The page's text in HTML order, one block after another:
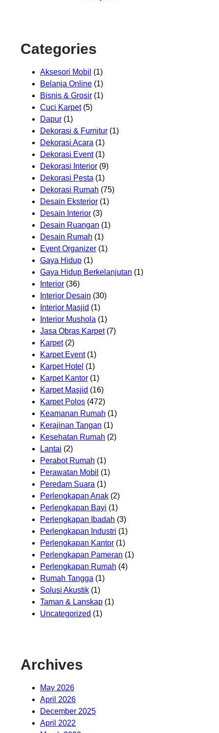
Categories
Aksesori Mobil (1)
Belanja Online (1)
Bisnis & Grosir (1)
Cuci Karpet(5)
Dapur (1)
Dekorasi & Furnitur (1)
Dekorasi Acara (1)
Dekorasi Event(1)
Dekorasi Interior (9)
Dekorasi Pesta (1)
Dekorasi Rumah (75)
Desain Eksterior (1)
Desain Interior (3)
Desain Ruangan (1)
Desain Rumah (1)
Event Organizer (1)
Gaya Hidup (1)
Gaya Hidup Berkelanjutan (1)
Interior (36)
Interior Desain (30)
Interior Masjid (1)
Interior Mushola (1)
Jasa Obras Karpet(7)
Karpet(2)
Karpet Event(1)
Karpet Hotel (1)
Karpet Kantor (1)
Karpet Masjid (16)
Karpet Polos (472)
Keamanan Rumah (1)
Kerajinan Tangan (1)
Kesehatan Rumah (2)
Lantai (2)
Perabot Rumah (1)
Perawatan Mobil (1)
Peredam Suara (1)
Perlengkapan Anak (2)
Perlengkapan Bayi (1)
Perlengkapan Ibadah (3)
Perlengkapan Industri (1)
Perlengkapan Kantor (1)
Perlengkapan Pameran (1)
Perlengkapan Rumah (4)
Rumah Tangga (1)
Solusi Akustik (1)
Taman & Lanskap (1)
Uncategorized (1)
Archives
May 2026
April 2026
December 2025
April 2022